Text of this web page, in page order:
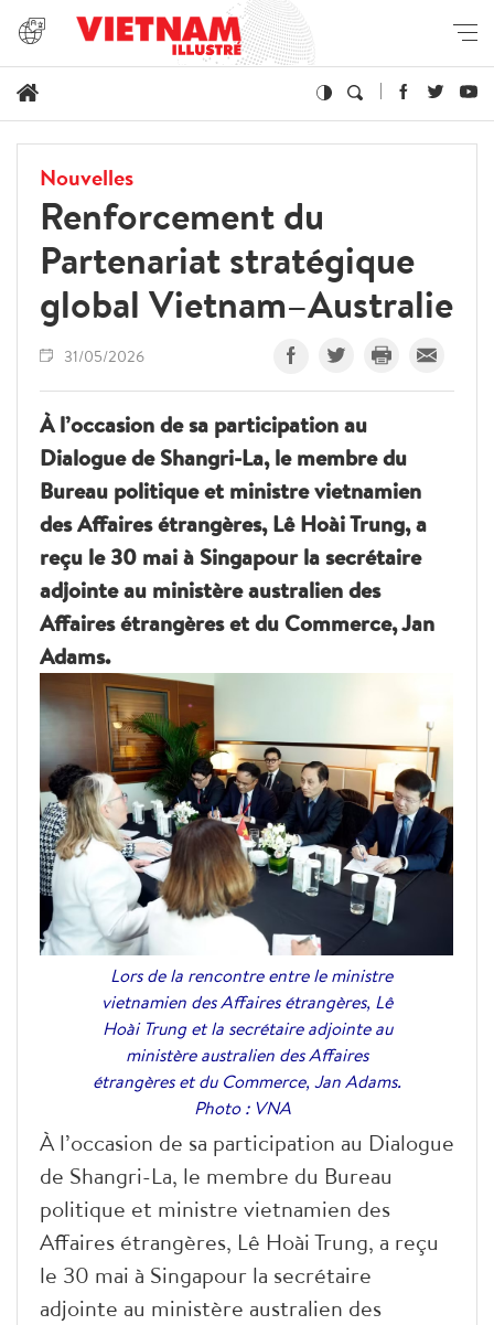
Nouvelles
Renforcement du
Partenariat stratégique
global Vietnam–Australie
31/05/2026
À l’occasion de sa participation au
Dialogue de Shangri-La, le membre du
Bureau politique et ministre vietnamien
des Affaires étrangères, Lê Hoài Trung, a
reçu le 30 mai à Singapour la secrétaire
adjointe au ministère australien des
Affaires étrangères et du Commerce, Jan
Adams.
Lors de la rencontre entre le ministre
vietnamien des Affaires étrangères, Lê
Hoài Trung et la secrétaire adjointe au
ministère australien des Affaires
étrangères et du Commerce, Jan Adams.
Photo : VNA
À l’occasion de sa participation au Dialogue
de Shangri-La, le membre du Bureau
politique et ministre vietnamien des
Affaires étrangères, Lê Hoài Trung, a reçu
le 30 mai à Singapour la secrétaire
adjointe au ministère australien des